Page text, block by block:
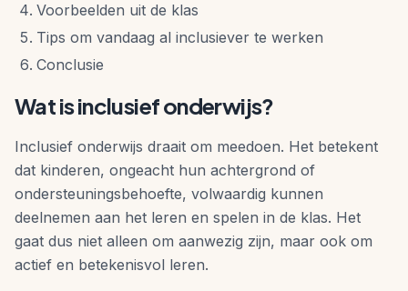
Voorbeelden uit de klas
Tips om vandaag al inclusiever te werken
Conclusie
Wat is inclusief onderwijs?
Inclusief onderwijs draait om meedoen. Het betekent
dat kinderen, ongeacht hun achtergrond of
ondersteuningsbehoefte, volwaardig kunnen
deelnemen aan het leren en spelen in de klas. Het
gaat dus niet alleen om aanwezig zijn, maar ook om
actief en betekenisvol leren.